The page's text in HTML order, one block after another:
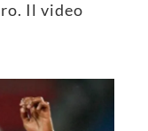
Il video